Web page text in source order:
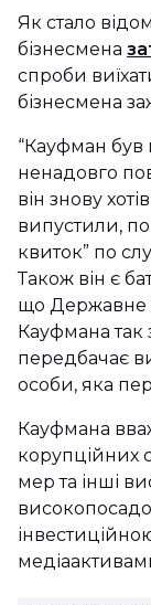
Як стало
бізнесмена
спроби
бізнесмена
“Кауфман був
ненадовго
він знову
випустили,
квиток” по
Також він є
що Державне
Кауфмана так
передбачає
особи, яка
Кауфмана
корупційних
мер та інші